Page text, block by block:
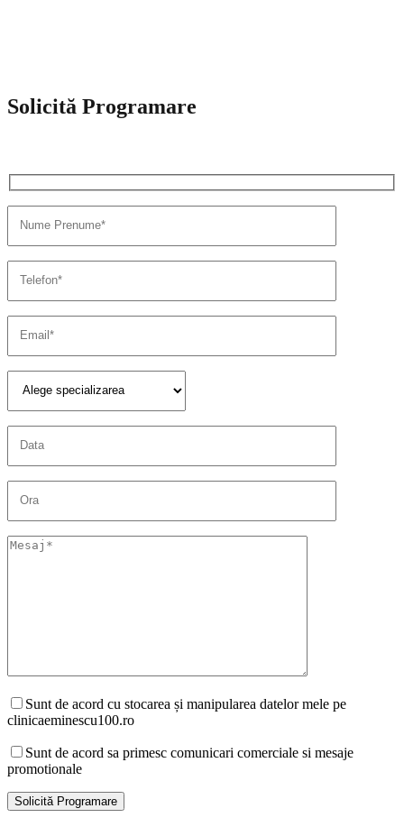
Solicită Programare
Sunt de acord cu stocarea și manipularea datelor mele pe
clinicaeminescu100.ro
Sunt de acord sa primesc comunicari comerciale si mesaje
promotionale